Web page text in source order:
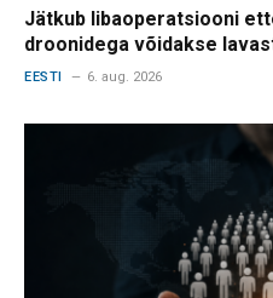
Jätkub libaoperatsiooni
droonidega võidakse
EESTI 6. aug. 2026